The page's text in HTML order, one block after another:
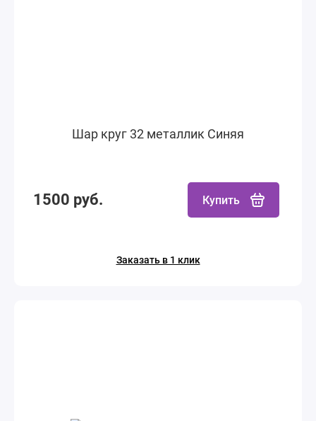
Шар круг 32 металлик Синяя
1500 руб. Купить
Заказать в 1 клик